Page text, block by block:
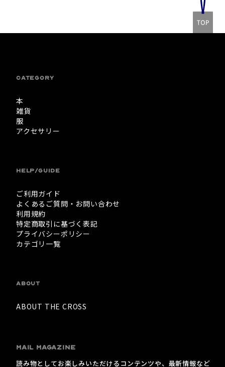
CATEGORY
本
雑貨
服
アクセサリー
HELP/GUIDE
ご利用ガイド
よくあるご質問・お問い合わせ
利用規約
特定商取引に基づく表記
プライバシーポリシー
カテゴリ一覧
ABOUT
ABOUT THE CROSS
MAIL MAGAZINE
読み物としてお楽しみいただけるコンテンツや、最新情報など